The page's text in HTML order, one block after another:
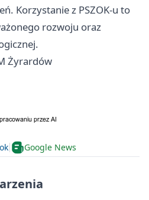
Korzystanie z PSZOK-u to
rozwoju oraz
Żyrardów
Google News